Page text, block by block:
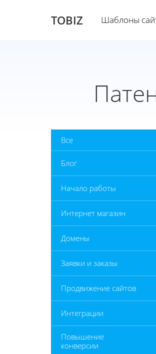
TOBIZ Шаблоны
Все
Блог
Начало работы
Интернет магазин
Домены
Заявки и заказы
Продвижение сайтов
Интеграции
Повышение
конверсии